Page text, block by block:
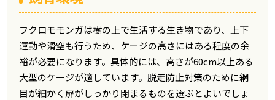
フクロモモンガは樹の上で生活する生き物であり、上下
運動や滑空も行うため、ケージの高さにはある程度の余
裕が必要になります。具体的には、高さが60cm以上ある
大型のケージが適しています。脱走防止対策のために網
目が細かく扉がしっかり閉まるものを選ぶとよいでしょ